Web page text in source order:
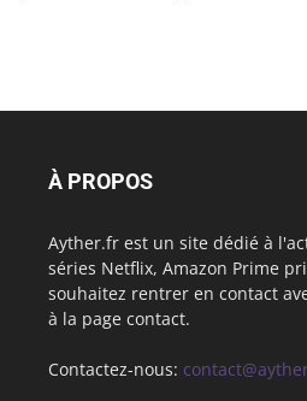
À PROPOS
Ayther.fr est un site dédié à
séries Netflix, Amazon Prime
souhaitez rentrer en contact
à la page contact.
Contactez-nous: